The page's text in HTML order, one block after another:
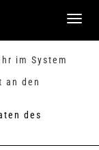
im System
an den
des